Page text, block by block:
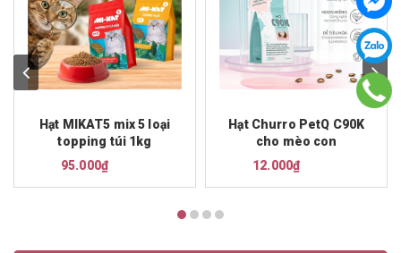
Hạt MIKAT5 mix 5 loại
topping túi 1kg
95.000₫
Hạt Churro PetQ C90K
cho mèo con
12.000₫